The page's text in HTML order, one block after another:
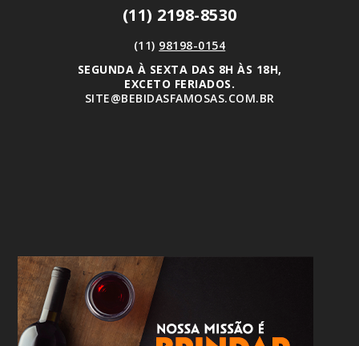
(11) 2198-8530
(11) 98198-0154
SEGUNDA À SEXTA DAS 8H ÀS 18H,
EXCETO FERIADOS.
SITE@BEBIDASFAMOSAS.COM.BR